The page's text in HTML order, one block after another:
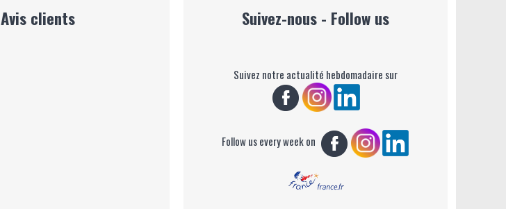
Avis clients Suivez-nous - Follow us
Suivez notre actualité hebdomadaire sur
Follow us every week on